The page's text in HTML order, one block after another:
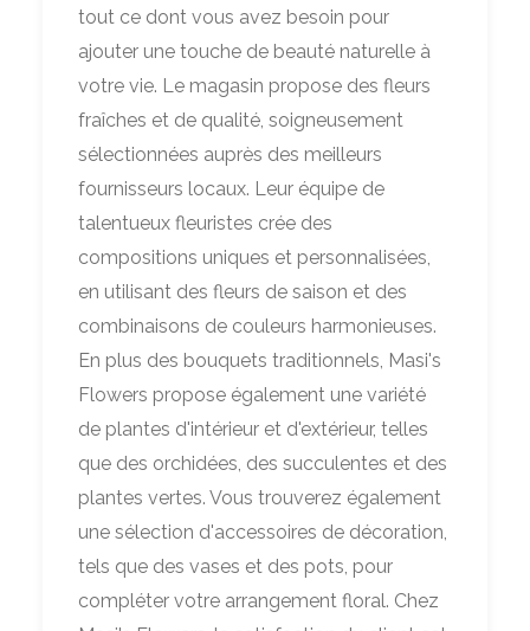
tout ce dont vous avez besoin pour
ajouter une touche de beauté naturelle à
votre vie. Le magasin propose des fleurs
fraîches et de qualité, soigneusement
sélectionnées auprès des meilleurs
fournisseurs locaux. Leur équipe de
talentueux fleuristes crée des
compositions uniques et personnalisées,
en utilisant des fleurs de saison et des
combinaisons de couleurs harmonieuses.
En plus des bouquets traditionnels, Masi's
Flowers propose également une variété
de plantes d'intérieur et d'extérieur, telles
que des orchidées, des succulentes et des
plantes vertes. Vous trouverez également
une sélection d'accessoires de décoration,
tels que des vases et des pots, pour
compléter votre arrangement floral. Chez